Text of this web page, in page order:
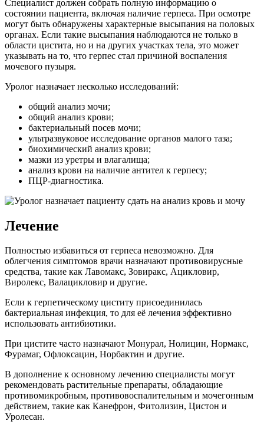
Специалист должен собрать полную информацию о
состоянии пациента, включая наличие герпеса. При осмотре
могут быть обнаружены характерные высыпания на половых
органах. Если такие высыпания наблюдаются не только в
области цистита, но и на других участках тела, это может
указывать на то, что герпес стал причиной воспаления
мочевого пузыря.
Уролог назначает несколько исследований:
общий анализ мочи;
общий анализ крови;
бактериальный посев мочи;
ультразвуковое исследование органов малого таза;
биохимический анализ крови;
мазки из уретры и влагалища;
анализ крови на наличие антител к герпесу;
ПЦР-диагностика.
Лечение
Полностью избавиться от герпеса невозможно. Для
облегчения симптомов врачи назначают противовирусные
средства, такие как Лавомакс, Зовиракс, Ацикловир,
Виролекс, Валацикловир и другие.
Если к герпетическому циститу присоединилась
бактериальная инфекция, то для её лечения эффективно
использовать антибиотики.
При цистите часто назначают Монурал, Нолицин, Нормакс,
Фурамаг, Офлоксацин, Норбактин и другие.
В дополнение к основному лечению специалисты могут
рекомендовать растительные препараты, обладающие
противомикробным, противовоспалительным и мочегонным
действием, такие как Канефрон, Фитолизин, Цистон и
Уролесан.